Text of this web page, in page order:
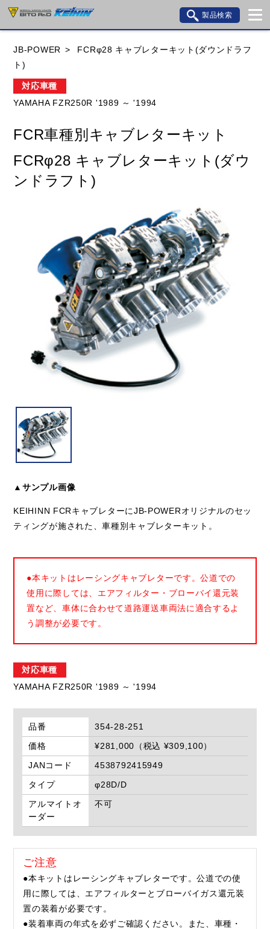
製品検索
HONDA YAMAHA SUZUKI
KAWASAKI BMW DUCATI GILERA
HUSQVANA KTM MOTO GUZZI
TRIUMPH
閉じる
JB-POWER
FCRφ28 キャブレターキット(ダウンドラフ
ト)
対応車種
YAMAHA FZR250R '1989 ～ '1994
FCR車種別キャブレターキット
FCRφ28 キャブレターキット(ダウ
ンドラフト)
▲サンプル画像
KEIHINN FCRキャブレターにJB-POWERオリジナルのセッ
ティングが施された、車種別キャブレターキット。
●本キットはレーシングキャブレターです。公道での
使用に際しては、エアフィルター・ブローバイ還元装
置など、車体に合わせて道路運送車両法に適合するよ
う調整が必要です。
対応車種
YAMAHA FZR250R '1989 ～ '1994
品番
354-28-251
価格
¥281,000（税込 ¥309,100）
JANコード
4538792415949
タイプ
φ28D/D
アルマイトオ
ーダー
不可
ご注意
●本キットはレーシングキャブレターです。公道での使
用に際しては、エアフィルターとブローバイガス還元装
置の装着が必要です。
●装着車両の年式を必ずご確認ください。また、車種・